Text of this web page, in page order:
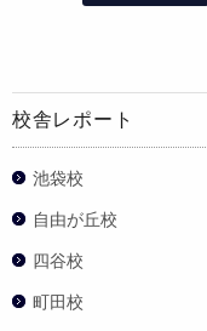
校舎レポート
池袋校
自由が丘校
四谷校
町田校